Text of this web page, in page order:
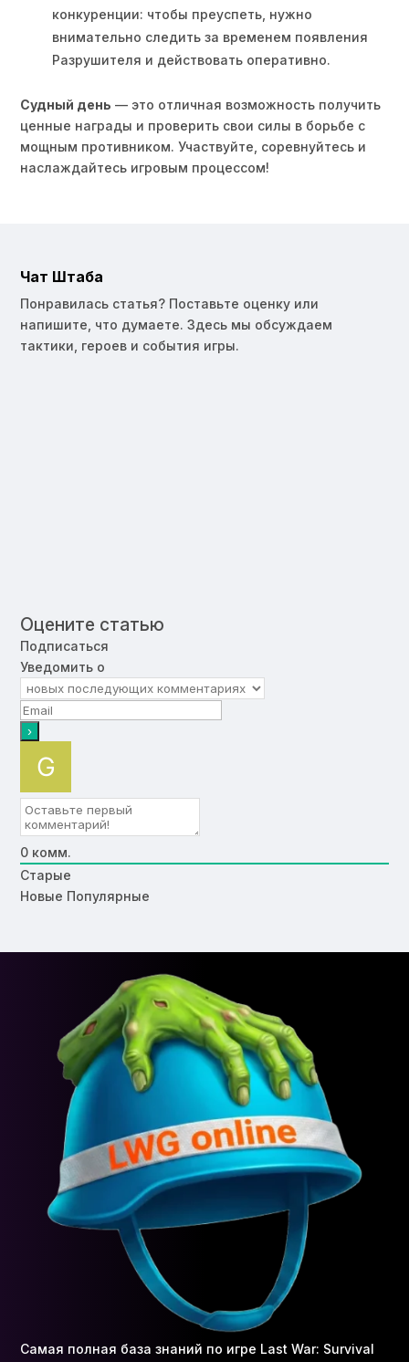
конкуренции: чтобы преуспеть, нужно
внимательно следить за временем появления
Разрушителя и действовать оперативно.
Судный день — это отличная возможность получить
ценные награды и проверить свои силы в борьбе с
мощным противником. Участвуйте, соревнуйтесь и
наслаждайтесь игровым процессом!
Чат Штаба
Понравилась статья? Поставьте оценку или
напишите, что думаете. Здесь мы обсуждаем
тактики, героев и события игры.
Оцените статью
Подписаться
Уведомить о
0 комм.
Старые
Новые Популярные
Самая полная база знаний по игре Last War: Survival